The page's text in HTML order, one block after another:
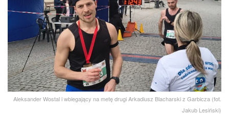
Aleksander Wostal i wbiegający na metę drugi Arkadiusz Blacharski z Garbicza (fot.
Jakub Lesiński)